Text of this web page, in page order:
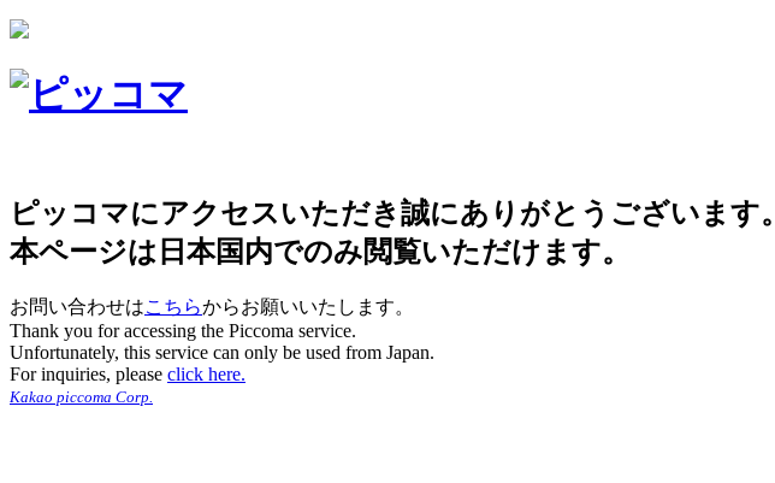
ピッコマにアクセスいただき誠にありがとうございます。
本ページは日本国内でのみ閲覧いただけます。
お問い合わせはこちらからお願いいたします。
Thank you for accessing the Piccoma service.
Unfortunately, this service can only be used from Japan.
For inquiries, please click here.
Kakao piccoma Corp.